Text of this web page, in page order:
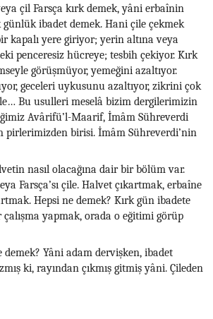
çil Farsça kırk demek, yâni erbaînin
günlük ibadet demek. Hani çile çekmek
kapalı yere giriyor; yerin altına veya
penceresiz hücreye; tesbih çekiyor. Kırk
görüşmüyor, yemeğini azaltıyor.
geceleri uykusunu azaltıyor, zikrini çok
Bu usulleri meselâ bizim dergilerimizin
Avârifü’l-Maarif, İmâm Sühreverdi
pirlerimizden birisi. İmâm Sühreverdi’nin
nasıl olacağına dair bir bölüm var.
Farsça’sı çile. Halvet çıkartmak, erbaîne
Hepsi ne demek? Kırk gün ibadete
yapmak, orada o eğitimi görüp
demek? Yâni adam dervişken, ibadet
ki, rayından çıkmış gitmiş yâni. Çileden